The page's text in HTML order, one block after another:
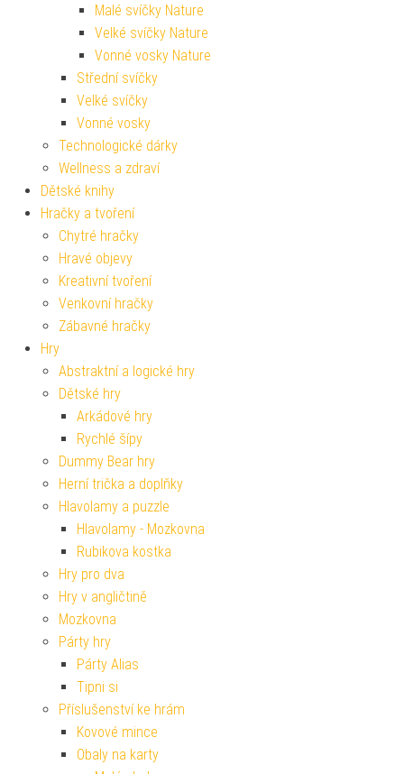
Malé svíčky Nature
Velké svíčky Nature
Vonné vosky Nature
Střední svíčky
Velké svíčky
Vonné vosky
Technologické dárky
Wellness a zdraví
Dětské knihy
Hračky a tvoření
Chytré hračky
Hravé objevy
Kreativní tvoření
Venkovní hračky
Zábavné hračky
Hry
Abstraktní a logické hry
Dětské hry
Arkádové hry
Rychlé šípy
Dummy Bear hry
Herní trička a doplňky
Hlavolamy a puzzle
Hlavolamy - Mozkovna
Rubikova kostka
Hry pro dva
Hry v angličtině
Mozkovna
Párty hry
Párty Alias
Tipni si
Příslušenství ke hrám
Kovové mince
Obaly na karty